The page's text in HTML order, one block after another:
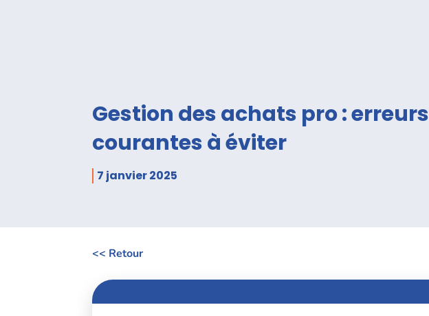
Gestion des achats pro : erreurs
courantes à éviter
7 janvier 2025
<< Retour